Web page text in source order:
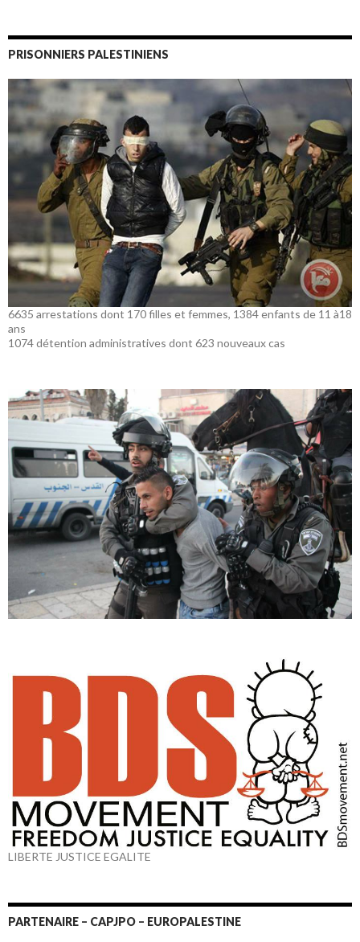
PRISONNIERS PALESTINIENS
6635 arrestations dont 170 filles et femmes, 1384 enfants de 11 à18
ans
1074 détention administratives dont 623 nouveaux cas
LIBERTE JUSTICE EGALITE
PARTENAIRE – CAPJPO – EUROPALESTINE